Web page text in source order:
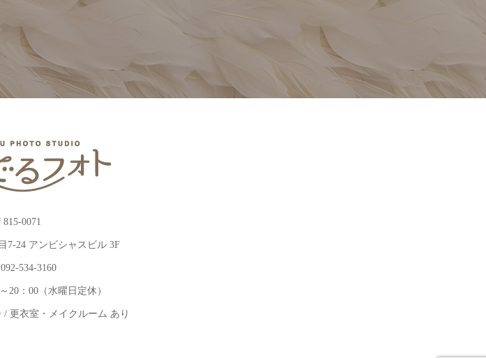
815-0071
7-24 アンビシャスビル 3F
534-3160
20：00（水曜日定休）
更衣室・メイクルーム あり